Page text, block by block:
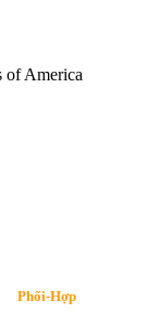
of America
Phối-Hợp